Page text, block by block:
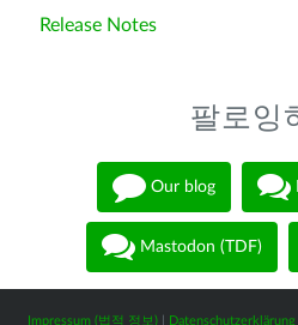
Release Notes
팔로잉
Our blog
Mastodon (TDF)
Impressum (법적 정보)